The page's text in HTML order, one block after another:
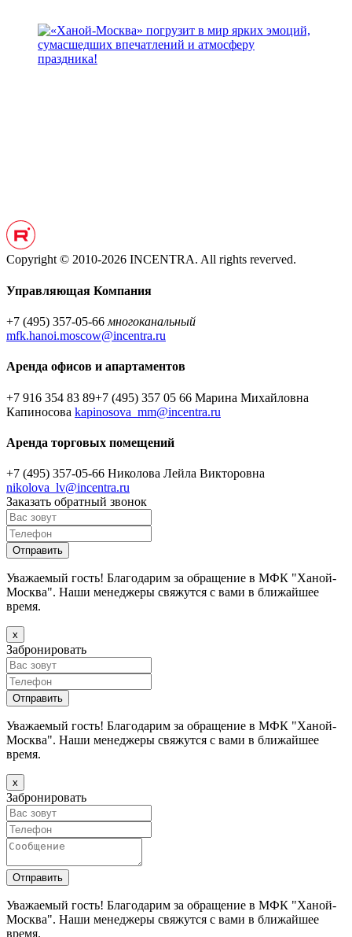
Copyright © 2010-2026 INCENTRA. All rights reverved.
Управляющая Компания
+7 (495) 357-05-66 многоканальный
mfk.hanoi.moscow@incentra.ru
Аренда офисов и апартаментов
+7 916 354 83 89+7 (495) 357 05 66 Марина Михайловна
Капиносова kapinosova_mm@incentra.ru
Аренда торговых помещений
+7 (495) 357-05-66 Николова Лейла Викторовна
nikolova_lv@incentra.ru
Заказать обратный звонок
Уважаемый гость! Благодарим за обращение в МФК "Ханой-
Москва". Наши менеджеры свяжутся с вами в ближайшее
время.
х
Забронировать
Уважаемый гость! Благодарим за обращение в МФК "Ханой-
Москва". Наши менеджеры свяжутся с вами в ближайшее
время.
х
Забронировать
Уважаемый гость! Благодарим за обращение в МФК "Ханой-
Москва". Наши менеджеры свяжутся с вами в ближайшее
время.